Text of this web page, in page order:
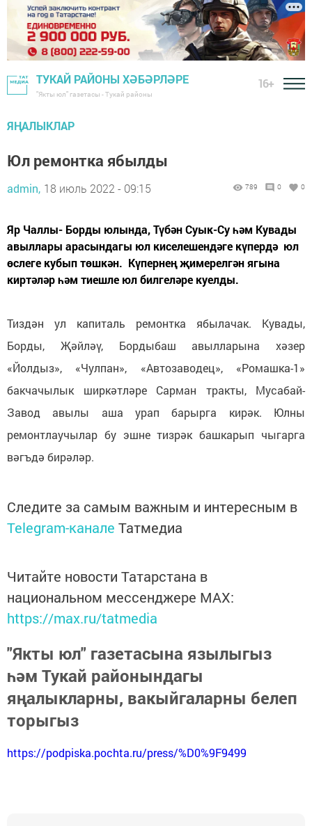
ТУКАЙ РАЙОНЫ ХӘБӘРЛӘРЕ
"Якты юл" газетасы - Тукай районы
16+
ЯҢАЛЫКЛАР
Юл ремонтка ябылды
admin, 18 июль 2022 - 09:15 789 0 0
Яр Чаллы- Борды юлында, Түбән Суык-Су һәм Кувады
авыллары арасындагы юл киселешендәге күпердә юл
өслеге кубып төшкән. Күпернең җимерелгән ягына
киртәләр һәм тиешле юл билгеләре куелды.
Тиздән ул капиталь ремонтка ябылачак. Кувады,
Борды, Җәйләү, Бордыбаш авылларына хәзер
«Йолдыз», «Чулпан», «Автозаводец», «Ромашка-1»
бакчачылык ширкәтләре Сарман тракты, Мусабай-
Завод авылы аша урап барырга кирәк. Юлны
ремонтлаучылар бу эшне тизрәк башкарып чыгарга
вәгъдә бирәләр.
Следите за самым важным и интересным в
Telegram-канале Татмедиа
Читайте новости Татарстана в
национальном мессенджере MАХ:
https://max.ru/tatmedia
"Якты юл" газетасына язылыгыз
һәм Тукай районындагы
яңалыкларны, вакыйгаларны белеп
торыгыз
https://podpiska.pochta.ru/press/%D0%9F9499